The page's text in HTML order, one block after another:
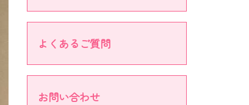
よくあるご質問
お問い合わせ